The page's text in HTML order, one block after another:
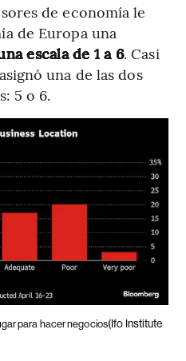
de economía le
de Europa una
escala de 1 a 6. Casi
una de las dos
5 o 6.
para hacer negocios(Ifo Institute